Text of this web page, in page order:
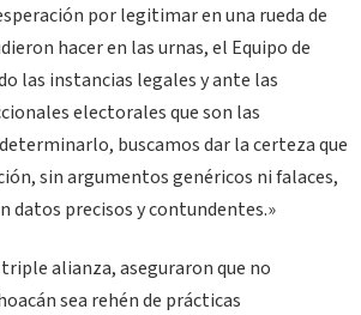
por legitimar en una rueda de
hacer en las urnas, el Equipo de
las instancias legales y ante las
electorales que son las
buscamos dar la certeza que
sin argumentos genéricos ni falaces,
datos precisos y contundentes.»
alianza, aseguraron que no
sea rehén de prácticas